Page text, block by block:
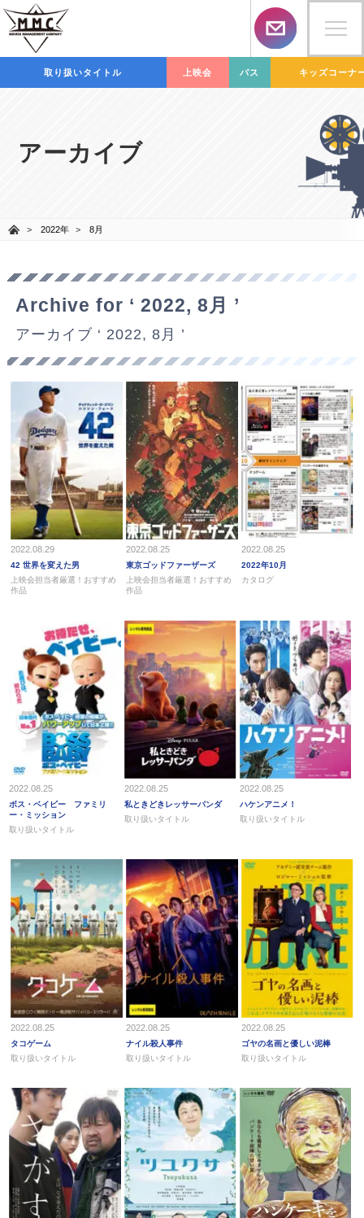
取り扱いタイトル 上映会 バス キッズコーナ
アーカイブ
2022年 8月
Archive for ‘ 2022, 8月 ’
アーカイブ ‘ 2022, 8月 ’
2022.08.29
42 世界を変えた男
上映会担当者厳選！おすすめ
作品
2022.08.25
東京ゴッドファーザーズ
上映会担当者厳選！おすすめ
作品
2022.08.25
2022年10月
カタログ
2022.08.25
ボス・ベイビー ファミリ
ー・ミッション
取り扱いタイトル
2022.08.25
私ときどきレッサーパンダ
取り扱いタイトル
2022.08.25
ハケンアニメ！
取り扱いタイトル
2022.08.25
タコゲーム
取り扱いタイトル
2022.08.25
ナイル殺人事件
取り扱いタイトル
2022.08.25
ゴヤの名画と優しい泥棒
取り扱いタイトル